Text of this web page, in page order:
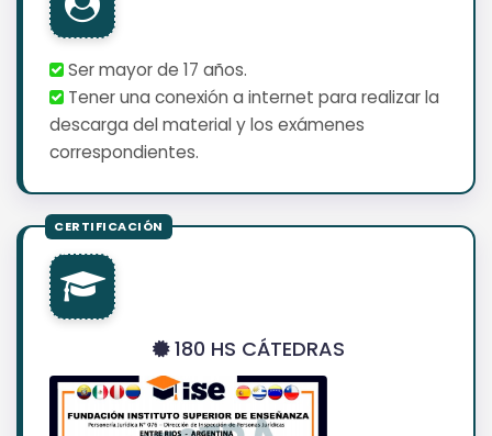
Ser mayor de 17 años.
Tener una conexión a internet para realizar la
descarga del material y los exámenes
correspondientes.
180 HS CÁTEDRAS